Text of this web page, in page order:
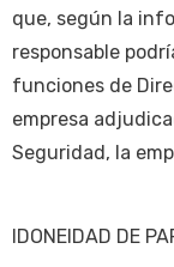
que, según la
responsable
funciones de
empresa
Seguridad, la
IDONEIDAD DE